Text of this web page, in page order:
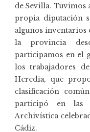
de Sevilla. Tuvimos
propia diputación
algunos inventarios
la provincia
participamos en el
los trabajadores
Heredia, que
clasificación
participó en las
Archivística
Cádiz.